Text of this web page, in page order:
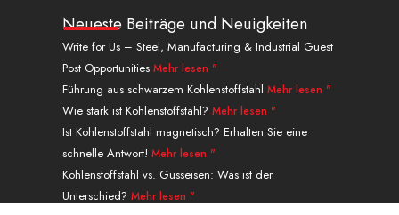
k
e
d
i
n
t
b
e
w
i
t
t
e
r
t
e
r
e
s
t
t
a
g
a
m
f
c
b
o
Neueste Beiträge und Neuigkeiten
Write for Us – Steel, Manufacturing & Industrial Guest
Post Opportunities Mehr lesen "
Führung aus schwarzem Kohlenstoffstahl Mehr lesen "
Wie stark ist Kohlenstoffstahl? Mehr lesen "
Ist Kohlenstoffstahl magnetisch? Erhalten Sie eine
schnelle Antwort! Mehr lesen "
Kohlenstoffstahl vs. Gusseisen: Was ist der
Unterschied? Mehr lesen "